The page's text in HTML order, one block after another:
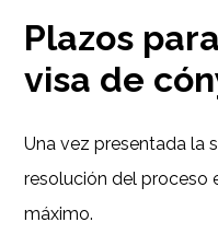
Plazos
visa de
Una vez presentada la
resolución del proceso
máximo.